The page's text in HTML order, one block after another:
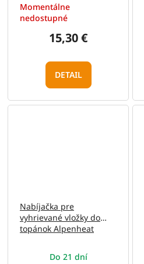
Momentálne
nedostupné
15,30 €
DETAIL
Nabíjačka pre
vyhrievané vložky do
topánok Alpenheat
Do 21 dní